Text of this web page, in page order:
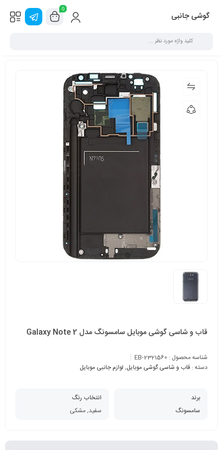
گوشی جانبی
0
قاب و شاسی گوشی موبایل سامسونگ مدل Galaxy Note 2
شناسه محصول : EB-2321560
دسته : قاب و شاسی گوشی موبایل, لوازم جانبی موبایل
برند
سامسونگ
انتخاب رنگ
سفید, مشکی